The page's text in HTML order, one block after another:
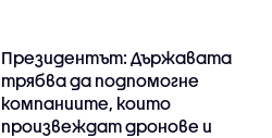
Президентът: Държавата
трябва да подпомогне
компаниите, които
произвеждат дронове и